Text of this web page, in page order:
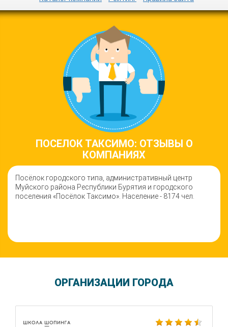
ПОСЕЛОК ТАКСИМО: ОТЗЫВЫ О
КОМПАНИЯХ
Посёлок городского типа, административный центр
Муйского района Республики Бурятия и городского
поселения «Посёлок Таксимо». Население - 8174 чел.
ОРГАНИЗАЦИИ ГОРОДА